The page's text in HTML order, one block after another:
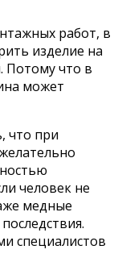
работ, в
изделие на
Потому что в
может
что при
человек не
медные
специалистов